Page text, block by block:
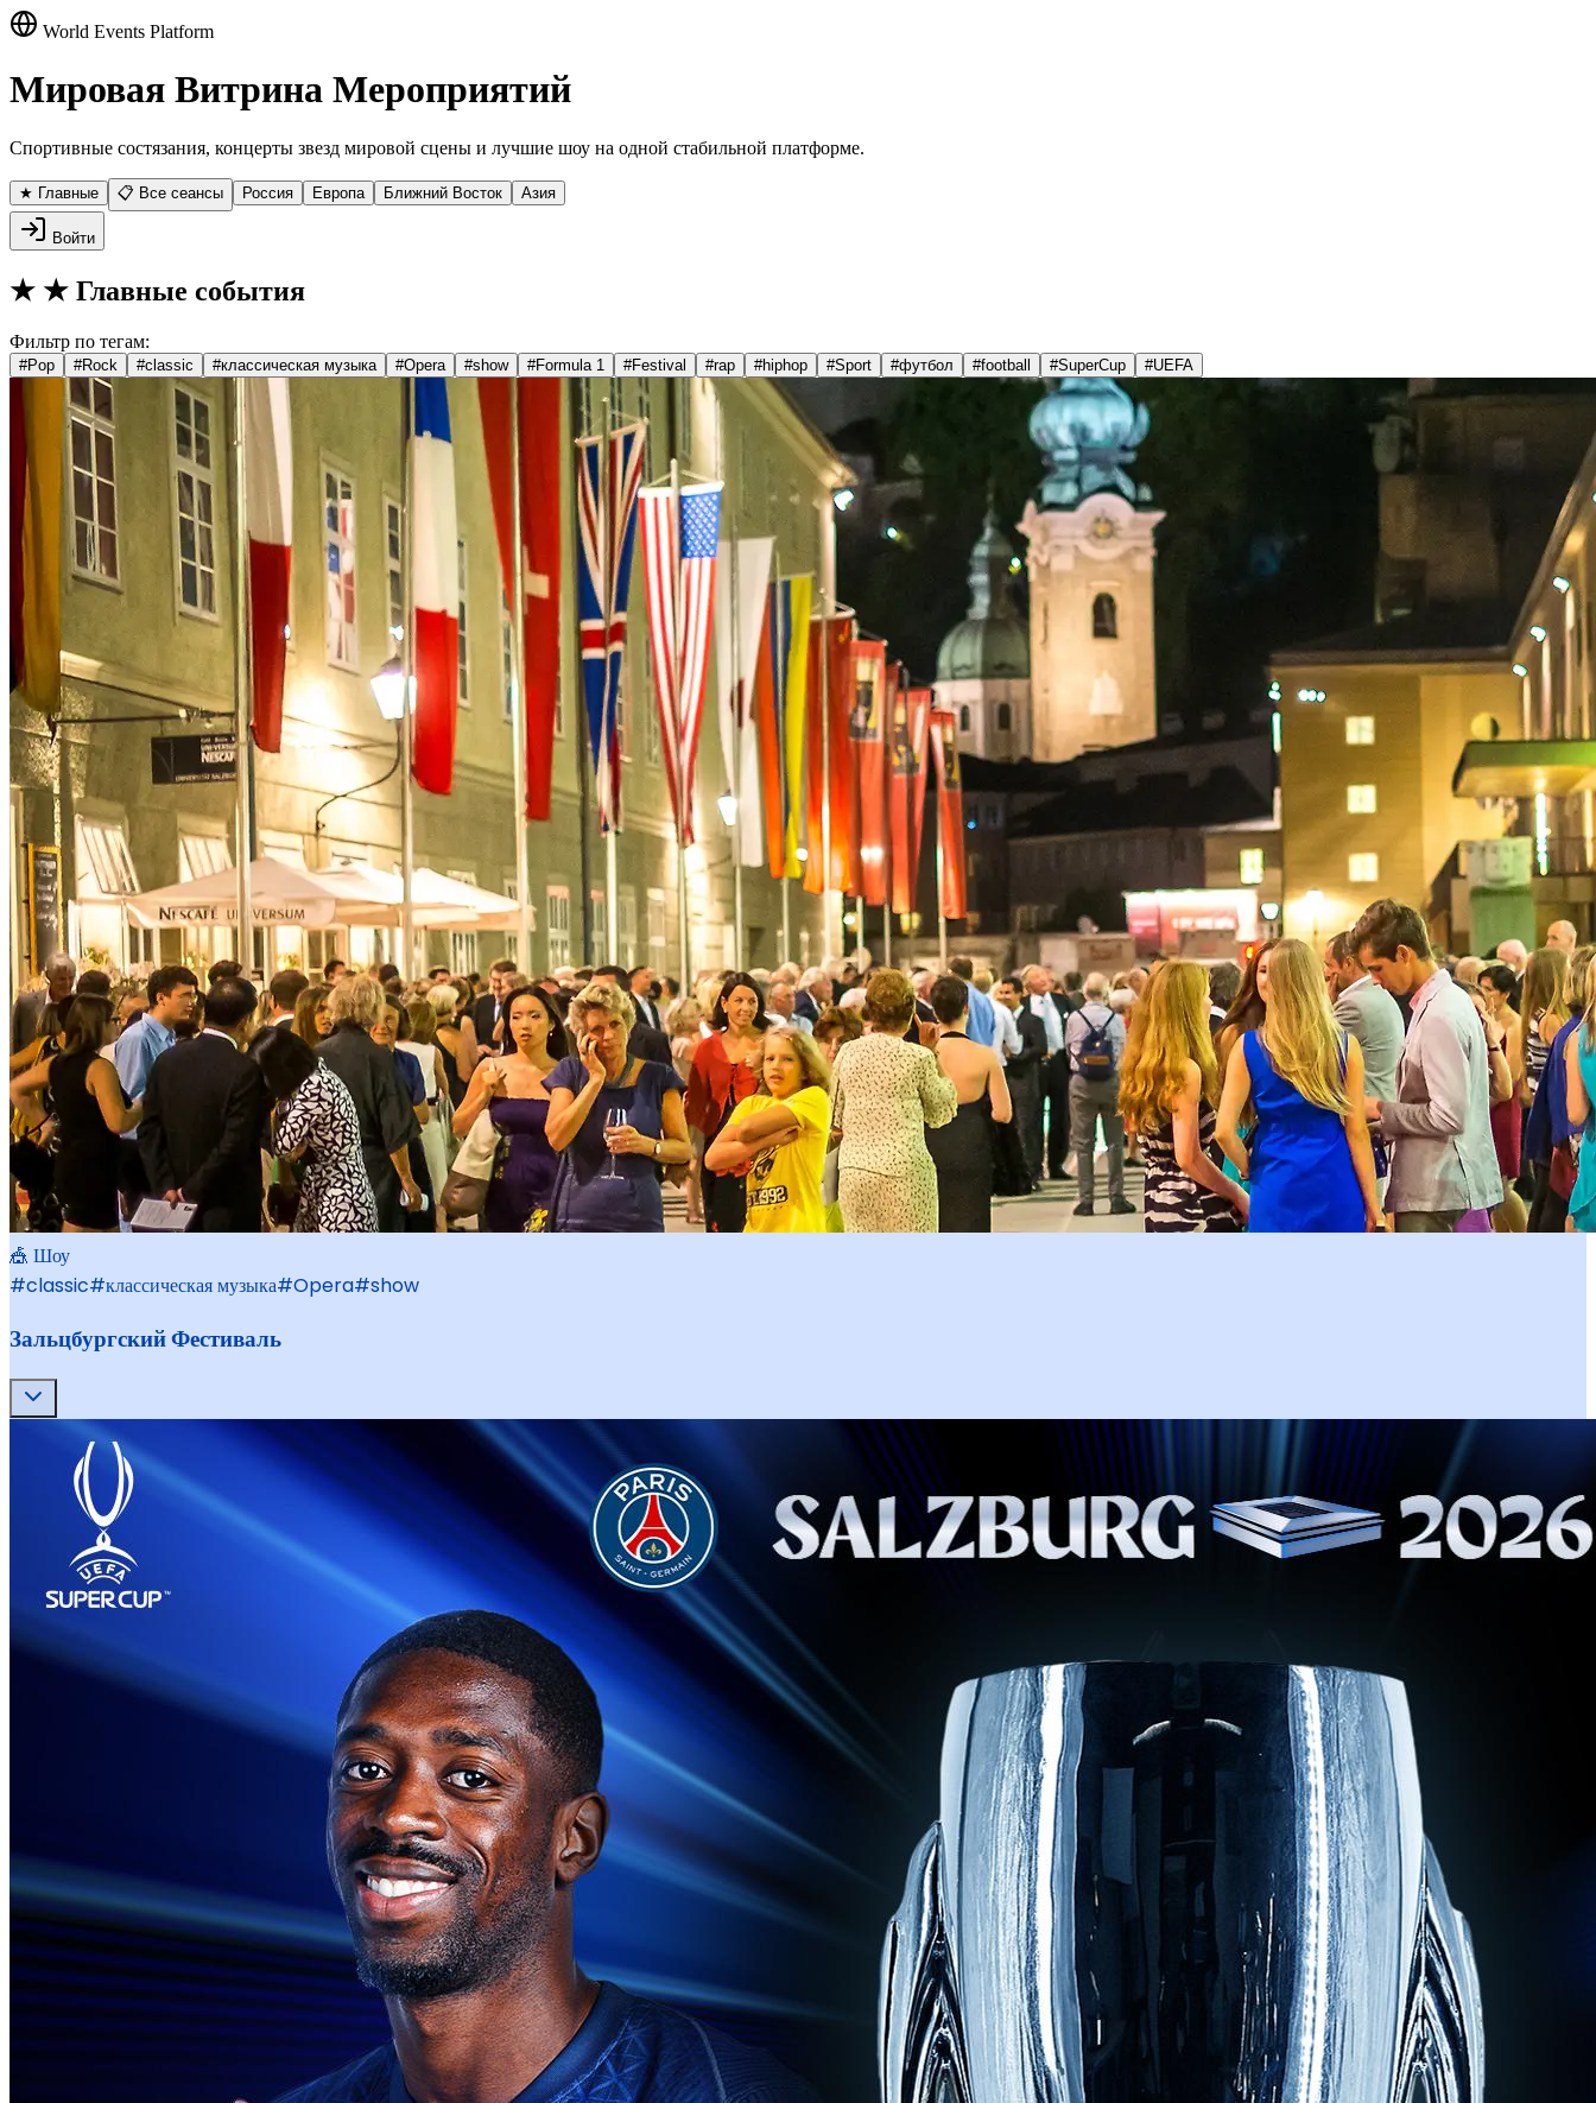
World Events Platform
Мировая Витрина Мероприятий
Спортивные состязания, концерты звезд мировой сцены и лучшие шоу на одной стабильной платформе.
★ Главные 📋 Все сеансы Россия Европа Ближний Восток Азия
Войти
★ ★ Главные события
Фильтр по тегам:
#Pop #Rock #classic #классическая музыка #Opera #show #Formula 1 #Festival #rap #hiphop #Sport #футбол #football #SuperCup #UEFA
🎪 Шоу
#classic#классическая музыка#Opera#show
Зальцбургский Фестиваль